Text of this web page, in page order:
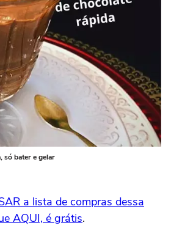
só bater e gelar
a lista de compras dessa
AQUI, é grátis.